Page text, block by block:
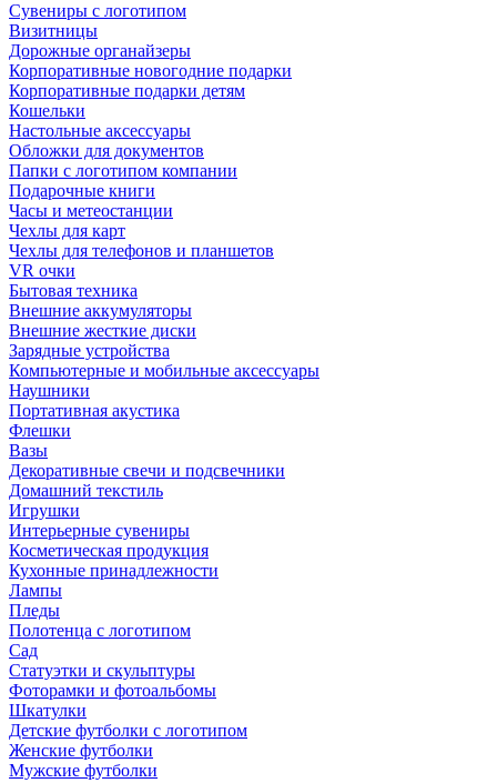
Сувениры с логотипом
Визитницы
Дорожные органайзеры
Корпоративные новогодние подарки
Корпоративные подарки детям
Кошельки
Настольные аксессуары
Обложки для документов
Папки с логотипом компании
Подарочные книги
Часы и метеостанции
Чехлы для карт
Чехлы для телефонов и планшетов
VR очки
Бытовая техника
Внешние аккумуляторы
Внешние жесткие диски
Зарядные устройства
Компьютерные и мобильные аксессуары
Наушники
Портативная акустика
Флешки
Вазы
Декоративные свечи и подсвечники
Домашний текстиль
Игрушки
Интерьерные сувениры
Косметическая продукция
Кухонные принадлежности
Лампы
Пледы
Полотенца с логотипом
Сад
Статуэтки и скульптуры
Фоторамки и фотоальбомы
Шкатулки
Детские футболки с логотипом
Женские футболки
Мужские футболки